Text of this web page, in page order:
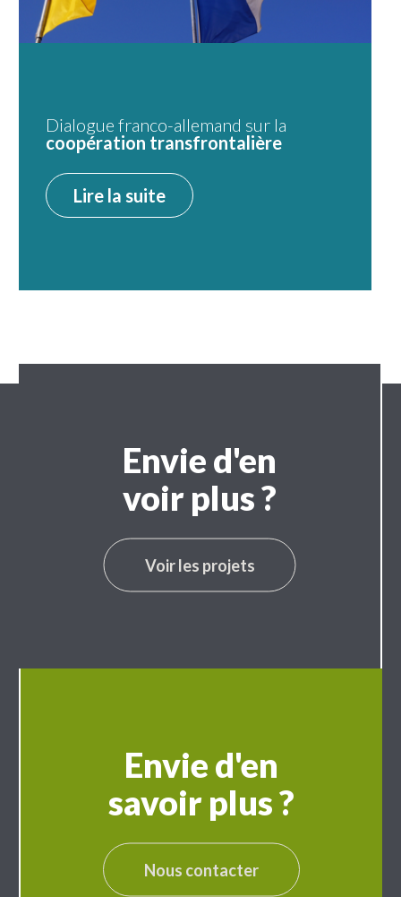
Dialogue franco-allemand sur la
coopération transfrontalière
Lire la suite
Envie d'en
voir plus ?
Voir les projets
Envie d'en
savoir plus ?
Nous contacter